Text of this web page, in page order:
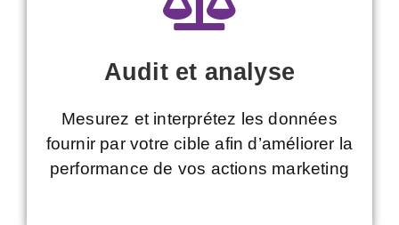
Audit et analyse
Mesurez et interprétez les données
fournir par votre cible afin d’améliorer la
performance de vos actions marketing